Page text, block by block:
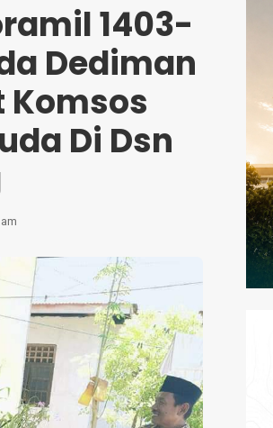
1403-
Dediman
Komsos
Di Dsn